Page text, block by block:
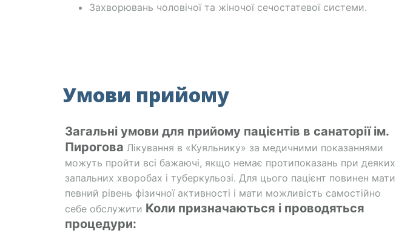
Захворювань чоловічої та жіночої сечостатевої системи.
Умови прийому
Загальні умови для прийому пацієнтів в санаторії ім.
Пирогова Лікування в «Куяльнику» за медичними показаннями
можуть пройти всі бажаючі, якщо немає протипоказань при деяких
запальних хворобах і туберкульозі. Для цього пацієнт повинен мати
певний рівень фізичної активності і мати можливість самостійно
себе обслужити Коли призначаються і проводяться
процедури: